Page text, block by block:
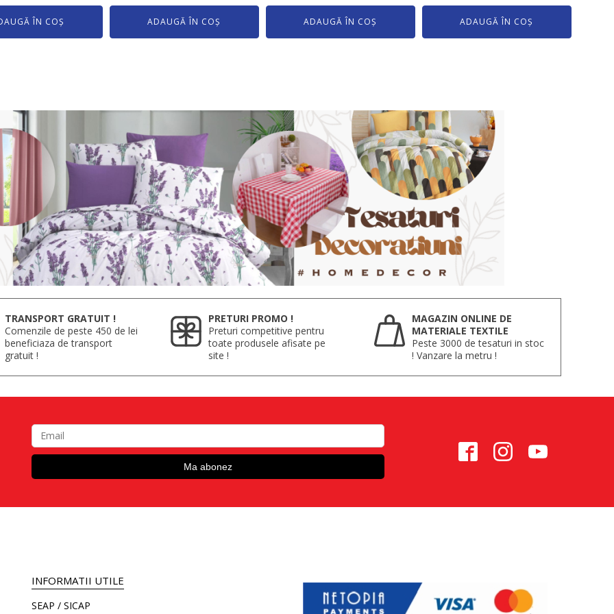
ÎN COȘ ADAUGĂ ÎN COȘ ADAUGĂ ÎN COȘ ADAUGĂ ÎN COȘ
TRANSPORT GRATUIT !
Comenzile de peste 450 de lei
beneficiaza de transport
gratuit !
PRETURI PROMO !
Preturi competitive pentru
toate produsele afisate pe
site !
MAGAZIN ONLINE DE
MATERIALE TEXTILE
Peste 3000 de tesaturi in stoc
! Vanzare la metru !
INFORMATII UTILE
SEAP / SICAP